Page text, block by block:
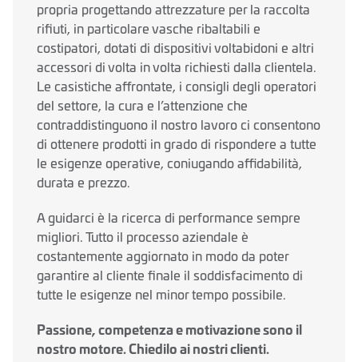
propria progettando attrezzature per la raccolta
rifiuti, in particolare vasche ribaltabili e
costipatori, dotati di dispositivi voltabidoni e altri
accessori di volta in volta richiesti dalla clientela.
Le casistiche affrontate, i consigli degli operatori
del settore, la cura e l’attenzione che
contraddistinguono il nostro lavoro ci consentono
di ottenere prodotti in grado di rispondere a tutte
le esigenze operative, coniugando affidabilità,
durata e prezzo.
A guidarci è la ricerca di performance sempre
migliori. Tutto il processo aziendale è
costantemente aggiornato in modo da poter
garantire al cliente finale il soddisfacimento di
tutte le esigenze nel minor tempo possibile.
Passione, competenza e motivazione sono il
nostro motore. Chiedilo ai nostri clienti.